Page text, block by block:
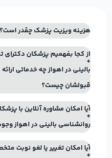
هزینه ویزیت پزشک چقدر است؟
بالینی در اهواز چه خدماتی
قبولشان چیست؟
روانشناسی بالینی در اهواز